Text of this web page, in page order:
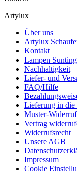
Artylux
Über uns
Artylux
Kontakt
Lampen
Nachhaltigkeit
Liefer- und
FAQ/Hilfe
Lieferung in die
Muster-
Vertrag
Widerrufsrecht
Unsere AGB
Impressum
Cookie